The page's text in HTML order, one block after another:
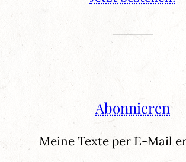
Abonnieren
Meine Texte per E-Mail